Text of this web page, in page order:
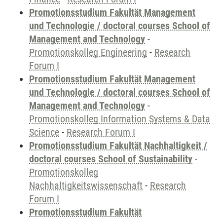
Promotionsstudium Fakultät Management
und Technologie / doctoral courses School of
Management and Technology -
Promotionskolleg Engineering - Research
Forum I
Promotionsstudium Fakultät Management
und Technologie / doctoral courses School of
Management and Technology -
Promotionskolleg Information Systems & Data
Science - Research Forum I
Promotionsstudium Fakultät Nachhaltigkeit /
doctoral courses School of Sustainability -
Promotionskolleg
Nachhaltigkeitswissenschaft - Research
Forum I
Promotionsstudium Fakultät